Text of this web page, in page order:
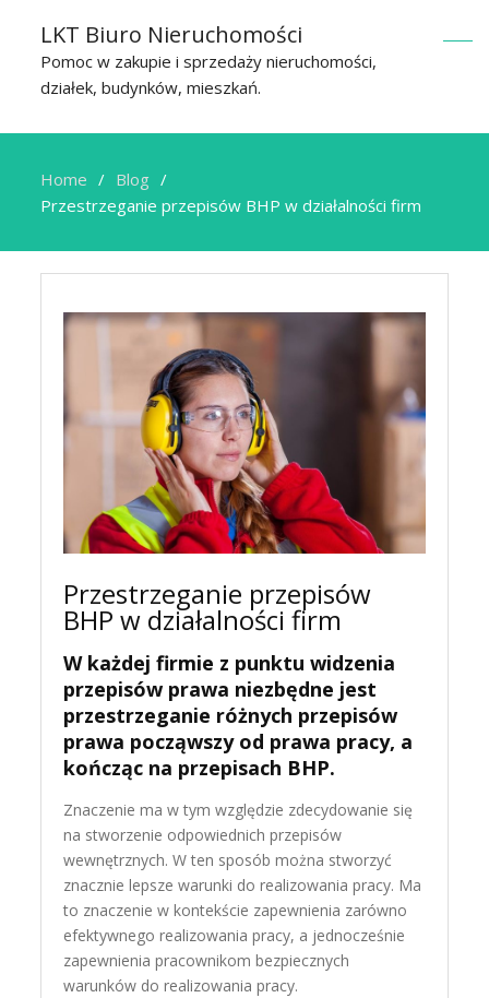
LKT Biuro Nieruchomości
Pomoc w zakupie i sprzedaży nieruchomości,
działek, budynków, mieszkań.
Home
Blog
Przestrzeganie przepisów BHP w działalności firm
Przestrzeganie przepisów
BHP w działalności firm
W każdej firmie z punktu widzenia
przepisów prawa niezbędne jest
przestrzeganie różnych przepisów
prawa począwszy od prawa pracy, a
kończąc na przepisach BHP.
Znaczenie ma w tym względzie zdecydowanie się
na stworzenie odpowiednich przepisów
wewnętrznych. W ten sposób można stworzyć
znacznie lepsze warunki do realizowania pracy. Ma
to znaczenie w kontekście zapewnienia zarówno
efektywnego realizowania pracy, a jednocześnie
zapewnienia pracownikom bezpiecznych
warunków do realizowania pracy.